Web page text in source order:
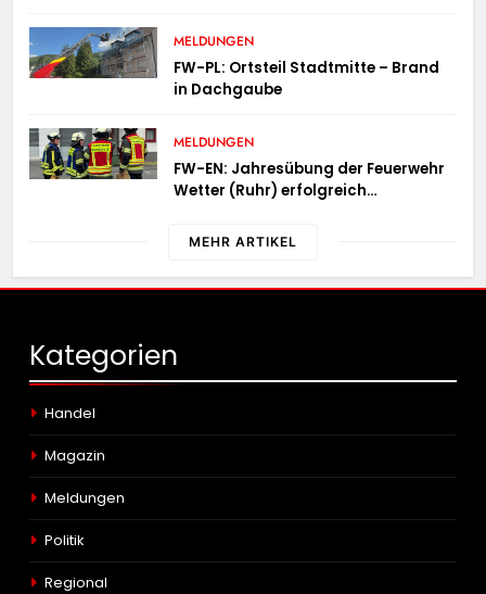
MELDUNGEN
FW-PL: Ortsteil Stadtmitte – Brand
in Dachgaube
MELDUNGEN
FW-EN: Jahresübung der Feuerwehr
Wetter (Ruhr) erfolgreich
MEHR ARTIKEL
Kategorien
Handel
Magazin
Meldungen
Politik
Regional